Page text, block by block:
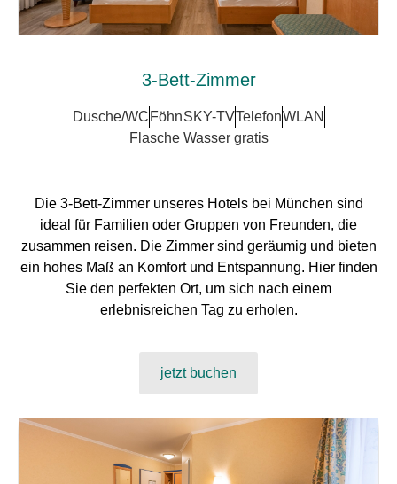
3-Bett-Zimmer
Dusche/WC FöhnSKY-TVTelefonWLAN
Flasche Wasser gratis
Die 3-Bett-Zimmer unseres Hotels bei München sind
ideal für Familien oder Gruppen von Freunden, die
zusammen reisen. Die Zimmer sind geräumig und bieten
ein hohes Maß an Komfort und Entspannung. Hier finden
Sie den perfekten Ort, um sich nach einem
erlebnisreichen Tag zu erholen.
jetzt buchen